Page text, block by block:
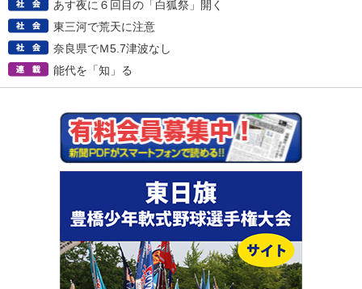
あす夜に６回目の「白狐祭」開く
東三河で荒天に注意
奈良県でＭ5.7津波なし
能代を「知」る